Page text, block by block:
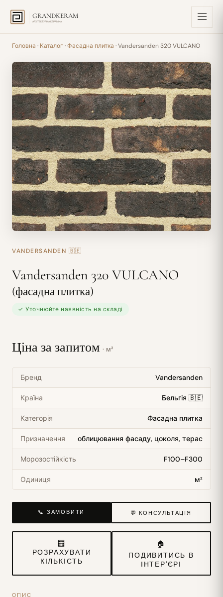
GRANDKERAM
АРХІТЕКТУРНА КЕРАМІКА
Головна · Каталог ·Фасадна плитка · Vandersanden 320 VULCANO
VANDERSANDEN 🇧🇪
Vandersanden 320 VULCANO
(фасадна плитка)
✓ Уточнюйте наявність на складі
Ціна за запитом · м²
Бренд Vandersanden
Країна Бельгія 🇧🇪
Категорія Фасадна плитка
Призначення облицювання фасаду, цоколя, терас
Морозостійкість F100–F300
Одиниця м²
📞 ЗАМОВИТИ 💬 КОНСУЛЬТАЦІЯ
🧮
РОЗРАХУВАТИ
КІЛЬКІСТЬ
🏠
ПОДИВИТИСЬ В
ІНТЕР'ЄРІ
ОПИС